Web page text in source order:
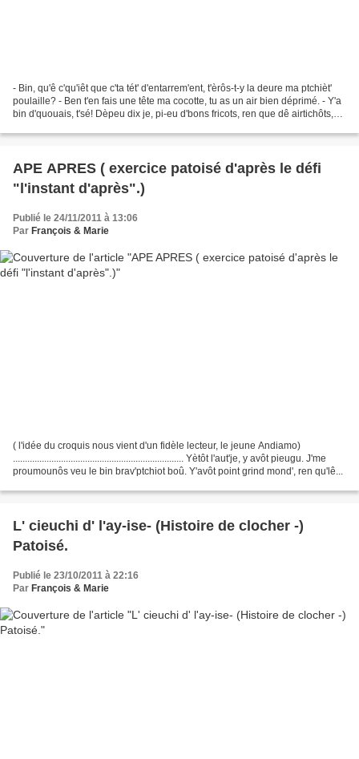
- Bin, qu'ê c'qu'iêt que c'ta tét' d'entarrem'ent, t'èrôs-t-y la deure ma ptchièt'
poulaille? - Ben t'en fais une tête ma cocotte, tu as un air bien déprimé. - Y'a
bin d'quouais, t'sé! Dèpeu dix je, pi-eu d'bons fricots, ren que dê airtichôts,
APE APRES ( exercice patoisé d'après le défi
"l'instant d'après".)
Publié le 24/11/2011 à 13:06
Par François & Marie
( l'idée du croquis nous vient d'un fidèle lecteur, le jeune Andiamo)
....................................................................... Yètôt l'aut'je, y avôt pieugu. J'me
proumounôs veu le bin brav'ptchiot boû. Y'avôt point grind mond', ren qu'lê...
L' cieuchi d' l'ay-ise- (Histoire de clocher -)
Patoisé.
Publié le 23/10/2011 à 22:16
Par François & Marie